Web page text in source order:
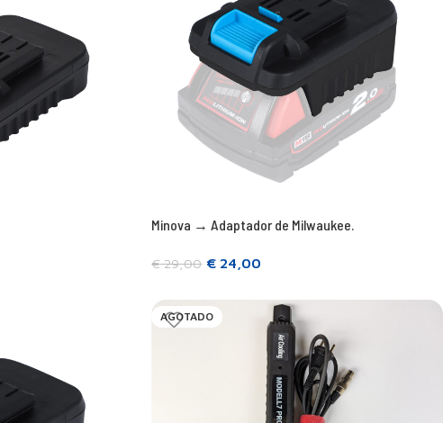
Minova → Adaptador de Milwaukee.
€29,00 € 24,00
AGOTADO